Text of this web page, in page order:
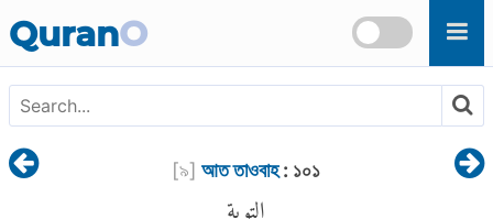
QuranO
[৯] আত তাওবাহ: ১০১
التوبة